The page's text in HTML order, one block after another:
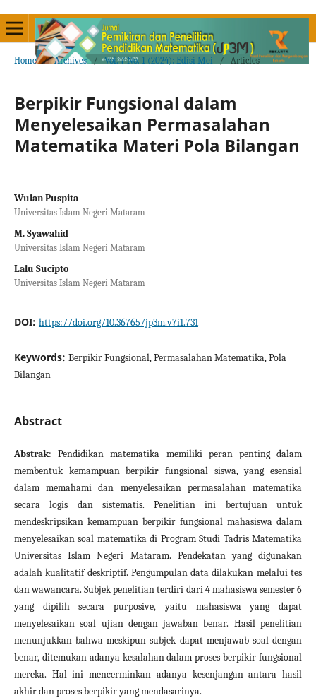
Home / Archives / Vol. 7 No. 1 (2024): Edisi Mei / Articles
Berpikir Fungsional dalam
Menyelesaikan Permasalahan
Matematika Materi Pola Bilangan
Wulan Puspita
Universitas Islam Negeri Mataram
M. Syawahid
Universitas Islam Negeri Mataram
Lalu Sucipto
Universitas Islam Negeri Mataram
DOI: https://doi.org/10.36765/jp3m.v7i1.731
Keywords: Berpikir Fungsional, Permasalahan Matematika, Pola
Bilangan
Abstract
Abstrak: Pendidikan matematika memiliki peran penting dalam
membentuk kemampuan berpikir fungsional siswa, yang esensial
dalam memahami dan menyelesaikan permasalahan matematika
secara logis dan sistematis. Penelitian ini bertujuan untuk
mendeskripsikan kemampuan berpikir fungsional mahasiswa dalam
menyelesaikan soal matematika di Program Studi Tadris Matematika
Universitas Islam Negeri Mataram. Pendekatan yang digunakan
adalah kualitatif deskriptif. Pengumpulan data dilakukan melalui tes
dan wawancara. Subjek penelitian terdiri dari 4 mahasiswa semester 6
yang dipilih secara purposive, yaitu mahasiswa yang dapat
menyelesaikan soal ujian dengan jawaban benar. Hasil penelitian
menunjukkan bahwa meskipun subjek dapat menjawab soal dengan
benar, ditemukan adanya kesalahan dalam proses berpikir fungsional
mereka. Hal ini mencerminkan adanya kesenjangan antara hasil
akhir dan proses berpikir yang mendasarinya.